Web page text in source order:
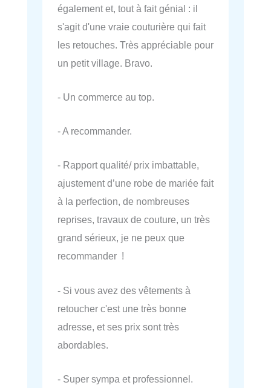
également et, tout à fait génial : il
s'agit d'une vraie couturière qui fait
les retouches. Très appréciable pour
un petit village. Bravo.
- Un commerce au top.
- A recommander.
- Rapport qualité/ prix imbattable,
ajustement d’une robe de mariée fait
à la perfection, de nombreuses
reprises, travaux de couture, un très
grand sérieux, je ne peux que
recommander !
- Si vous avez des vêtements à
retoucher c'est une très bonne
adresse, et ses prix sont très
abordables.
- Super sympa et professionnel.